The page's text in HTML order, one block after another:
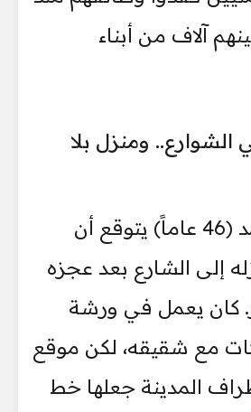
آلاف من أبناء
ومنزل بلا
لم يكن أبو أحمد (46 عاماً) يتوقع أن
إلى الشارع بعد عجزه
كان يعمل في ورشة
مع شقيقه، لكن موقع
المدينة جعلها خط